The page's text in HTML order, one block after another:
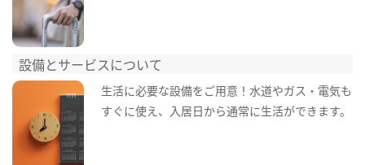
設備とサービスについて
生活に必要な設備をご用意！水道やガス・電気も
すぐに使え、入居日から通常に生活ができます。